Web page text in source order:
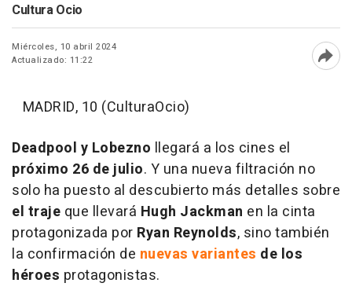
Cultura Ocio
Miércoles, 10 abril 2024
Actualizado: 11:22
MADRID, 10 (CulturaOcio)
Deadpool y Lobezno llegará a los cines el
próximo 26 de julio. Y una nueva filtración no
solo ha puesto al descubierto más detalles sobre
el traje que llevará Hugh Jackman en la cinta
protagonizada por Ryan Reynolds, sino también
la confirmación de nuevas variantes de los
héroes protagonistas.